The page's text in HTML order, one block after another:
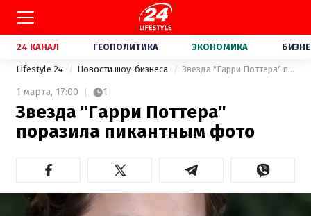
24 КАНАЛ ГЕОПОЛИТИКА ЭКОНОМИКА
Lifestyle 24 Новости шоу-бизнеса Звезда "Гарри Поттера" поразила пикантным фото
1 марта, 17:00 1
Звезда "Гарри Поттера"
поразила пикантным фото